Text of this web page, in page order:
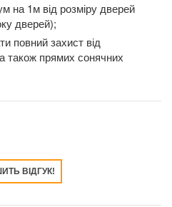
на 1м від розміру дверей
дверей);
повний захист від
також прямих сонячних
ВІДГУК!